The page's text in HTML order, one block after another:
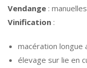
Vendange :
Vinification :
macération longue
élevage sur lie en